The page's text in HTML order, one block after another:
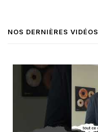
NOS DERNIÈRES VIDÉOS